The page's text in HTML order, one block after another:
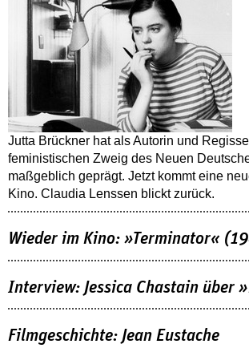
Jutta Brückner hat als Autorin und
feministischen Zweig des Neuen
maßgeblich geprägt. Jetzt kommt eine
Kino. Claudia Lenssen blickt zurück.
Wieder im Kino: »Terminator«
Interview: Jessica Chastain über
Filmgeschichte: Jean Eustache